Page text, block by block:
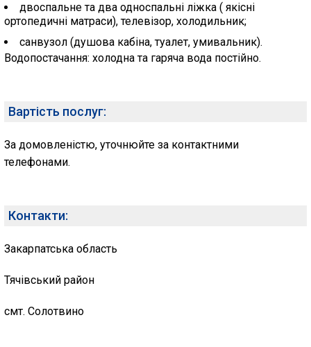
двоспальне та два односпальні ліжка ( якісні
ортопедичні матраси), телевізор, холодильник;
санвузол (душова кабіна, туалет, умивальник).
Водопостачання: холодна та гаряча вода постійно.
Вартість послуг:
За домовленістю, уточнюйте за контактними
телефонами.
Контакти:
Закарпатська область
Тячівський район
смт. Солотвино